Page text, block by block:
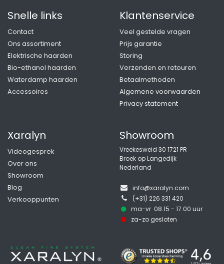
Snelle links
Contact
Ons assortiment
Elektrische haarden
Bio-ethanol haarden
Waterdamp haarden
Accessoires
Klantenservice
Veel gestelde vragen
Prijs garantie
Storing
Verzenden en retouren
Betaalmethoden
Algemene voorwaarden
Privacy statement
Xaralyn
Videogesprek
Over ons
Showroom
Blog
Verkooppunten
Showroom
Vreekesweid 30 1721 PR
Broek op Langedijk
Nederland
info@xaralyn.com
(+31) 226 331 420
ma-vr 08.15 - 17.00 uur
za-zo gesloten